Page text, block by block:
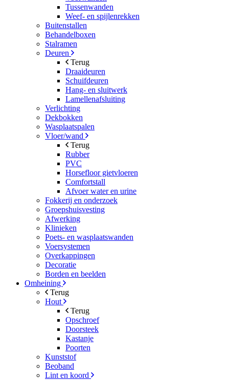
Tussenwanden
Weef- en spijlenrekken
Buitenstallen
Behandelboxen
Stalramen
Deuren
Terug
Draaideuren
Schuifdeuren
Hang- en sluitwerk
Lamellenafsluiting
Verlichting
Dekbokken
Wasplaatspalen
Vloer/wand
Terug
Rubber
PVC
Horsefloor gietvloeren
Comfortstall
Afvoer water en urine
Fokkerij en onderzoek
Groepshuisvesting
Afwerking
Klinieken
Poets- en wasplaatswanden
Voersystemen
Overkappingen
Decoratie
Borden en beelden
Omheining
Terug
Hout
Terug
Opschroef
Doorsteek
Kastanje
Poorten
Kunststof
Beoband
Lint en koord